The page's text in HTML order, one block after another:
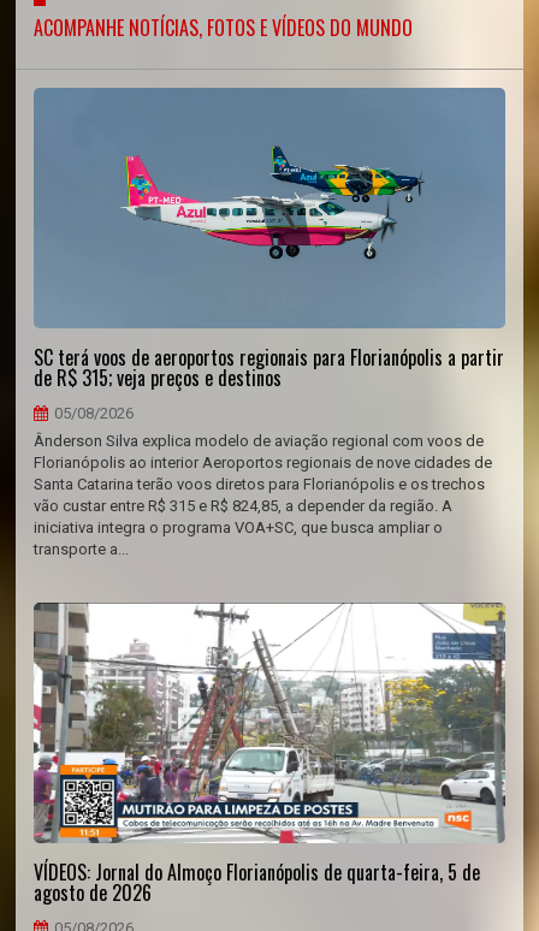
ACOMPANHE NOTÍCIAS, FOTOS E VÍDEOS DO MUNDO
SC terá voos de aeroportos regionais para Florianópolis a partir
de R$ 315; veja preços e destinos
05/08/2026
Ânderson Silva explica modelo de aviação regional com voos de
Florianópolis ao interior Aeroportos regionais de nove cidades de
Santa Catarina terão voos diretos para Florianópolis e os trechos
vão custar entre R$ 315 e R$ 824,85, a depender da região. A
iniciativa integra o programa VOA+SC, que busca ampliar o
transporte a...
VÍDEOS: Jornal do Almoço Florianópolis de quarta-feira, 5 de
agosto de 2026